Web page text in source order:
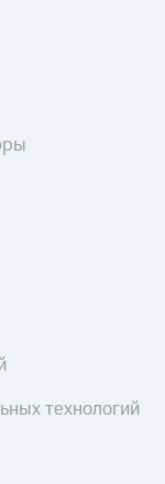
технологий